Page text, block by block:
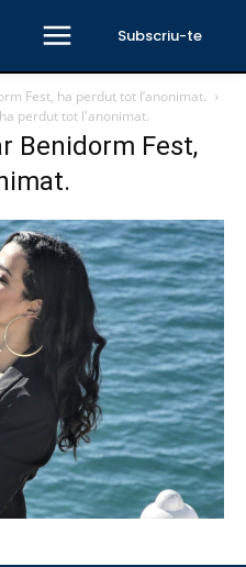
Subscriu-te
Fest, ha perdut tot l’anonimat.
perdut tot l'anonimat.
Benidorm Fest,